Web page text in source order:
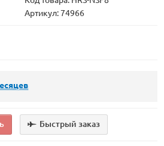
Артикул: 74966
Быстрый заказ